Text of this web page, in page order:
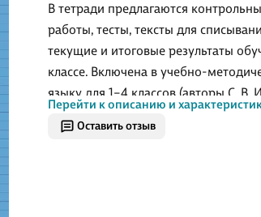
Оставить отзыв
В тетради предлагаются
работы, тесты, тексты для
текущие и итоговые результаты
классе. Включена в учебно-
языку для 1–4 классов (авторы С. В.
И.Кузнецова, Л. В.Петленко, В. Ю.
систему «Начальная школа
Перейти к описанию и